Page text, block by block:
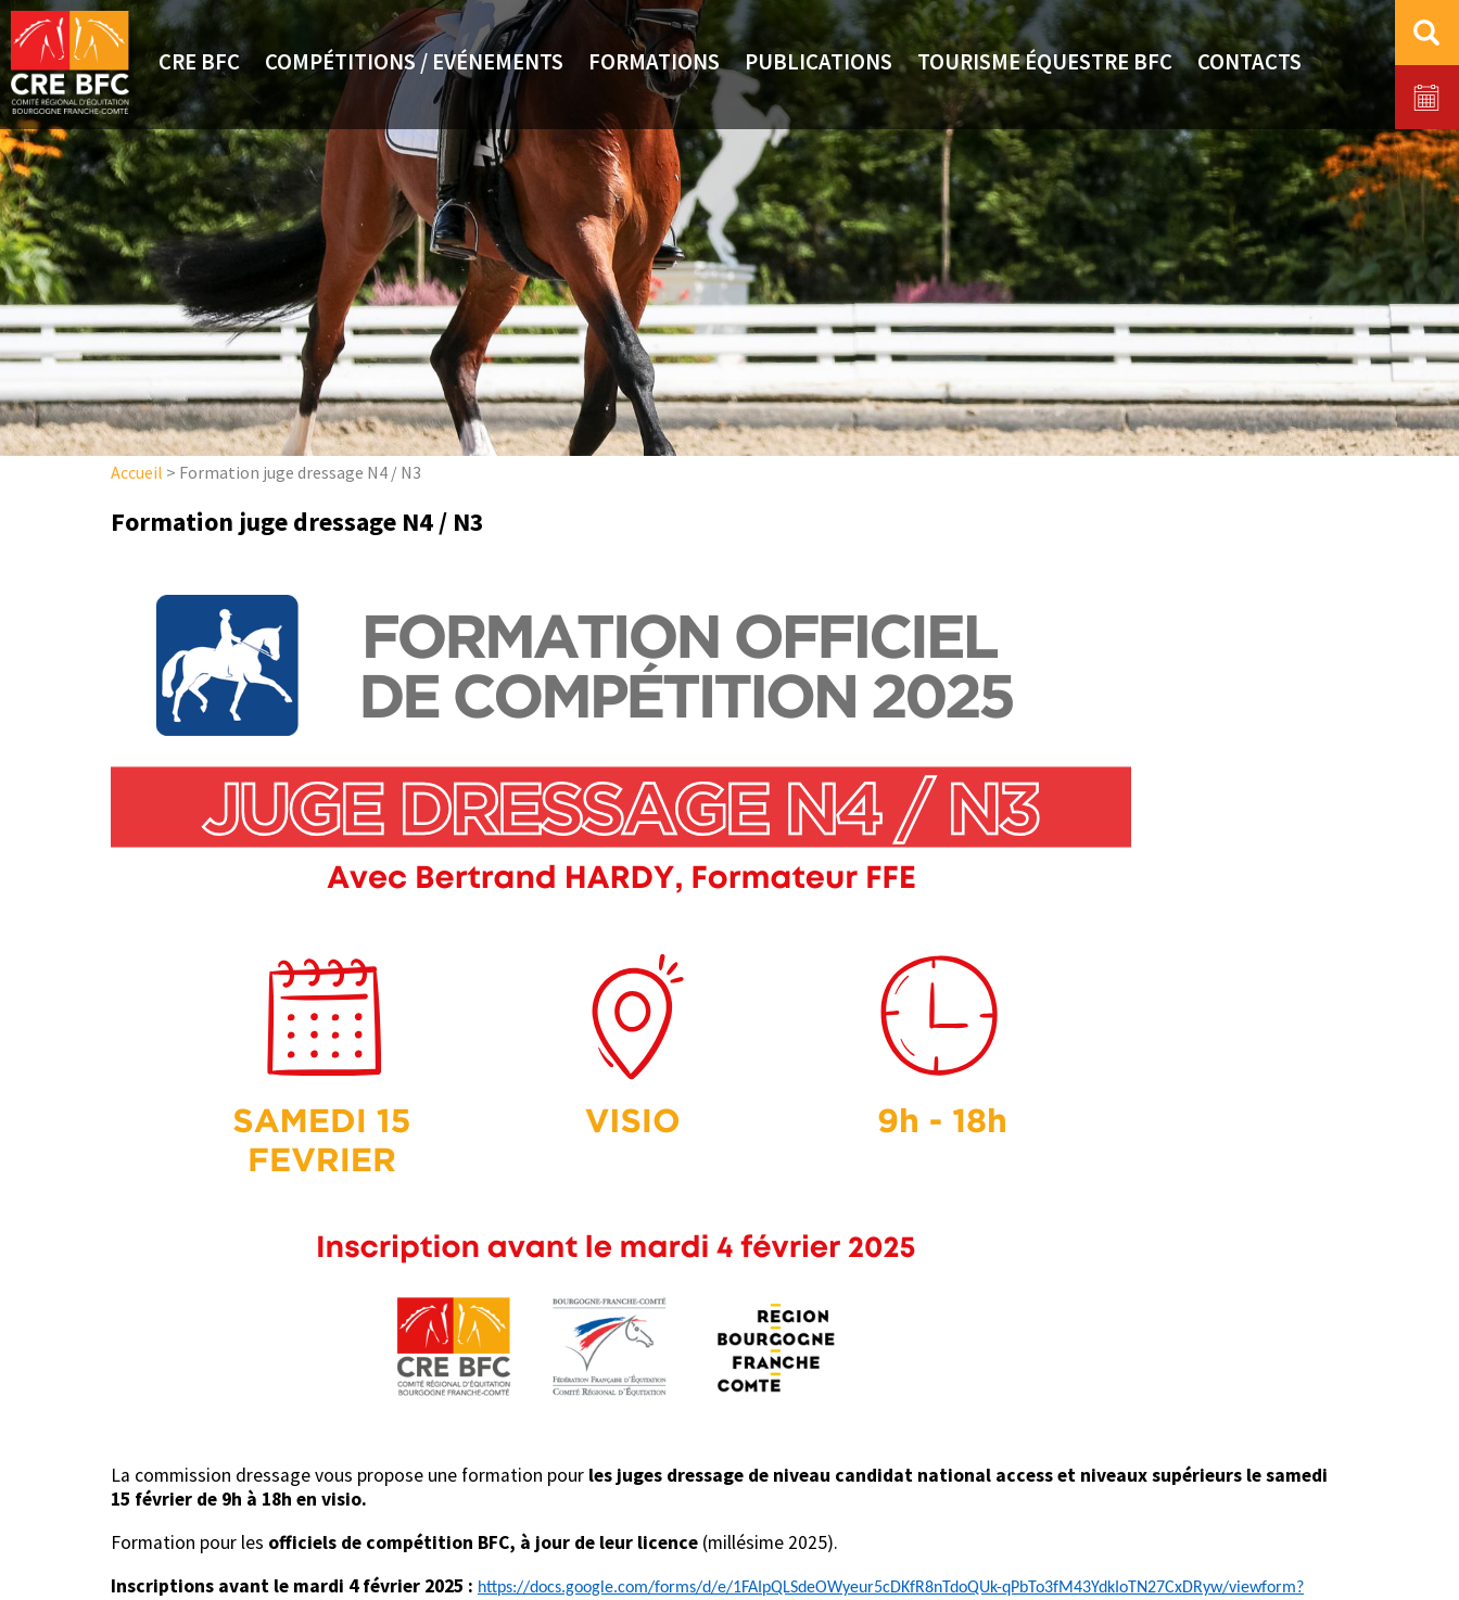
Aller au contenu principal
CRE BFC COMPÉTITIONS / EVÉNEMENTS FORMATIONS PUBLICATIONS TOURISME ÉQUESTRE BFC CONTACTS
Accueil > Formation juge dressage N4 / N3
Formation juge dressage N4 / N3
La commission dressage vous propose une formation pour les juges dressage de niveau candidat national access et niveaux supérieurs le samedi
15 février de 9h à 18h en visio.
Formation pour les officiels de compétition BFC, à jour de leur licence (millésime 2025).
Inscriptions avant le mardi 4 février 2025 : https://docs.google.com/forms/d/e/1FAIpQLSdeOWyeur5cDKfR8nTdoQUk-qPbTo3fM43YdkIoTN27CxDRyw/viewform?